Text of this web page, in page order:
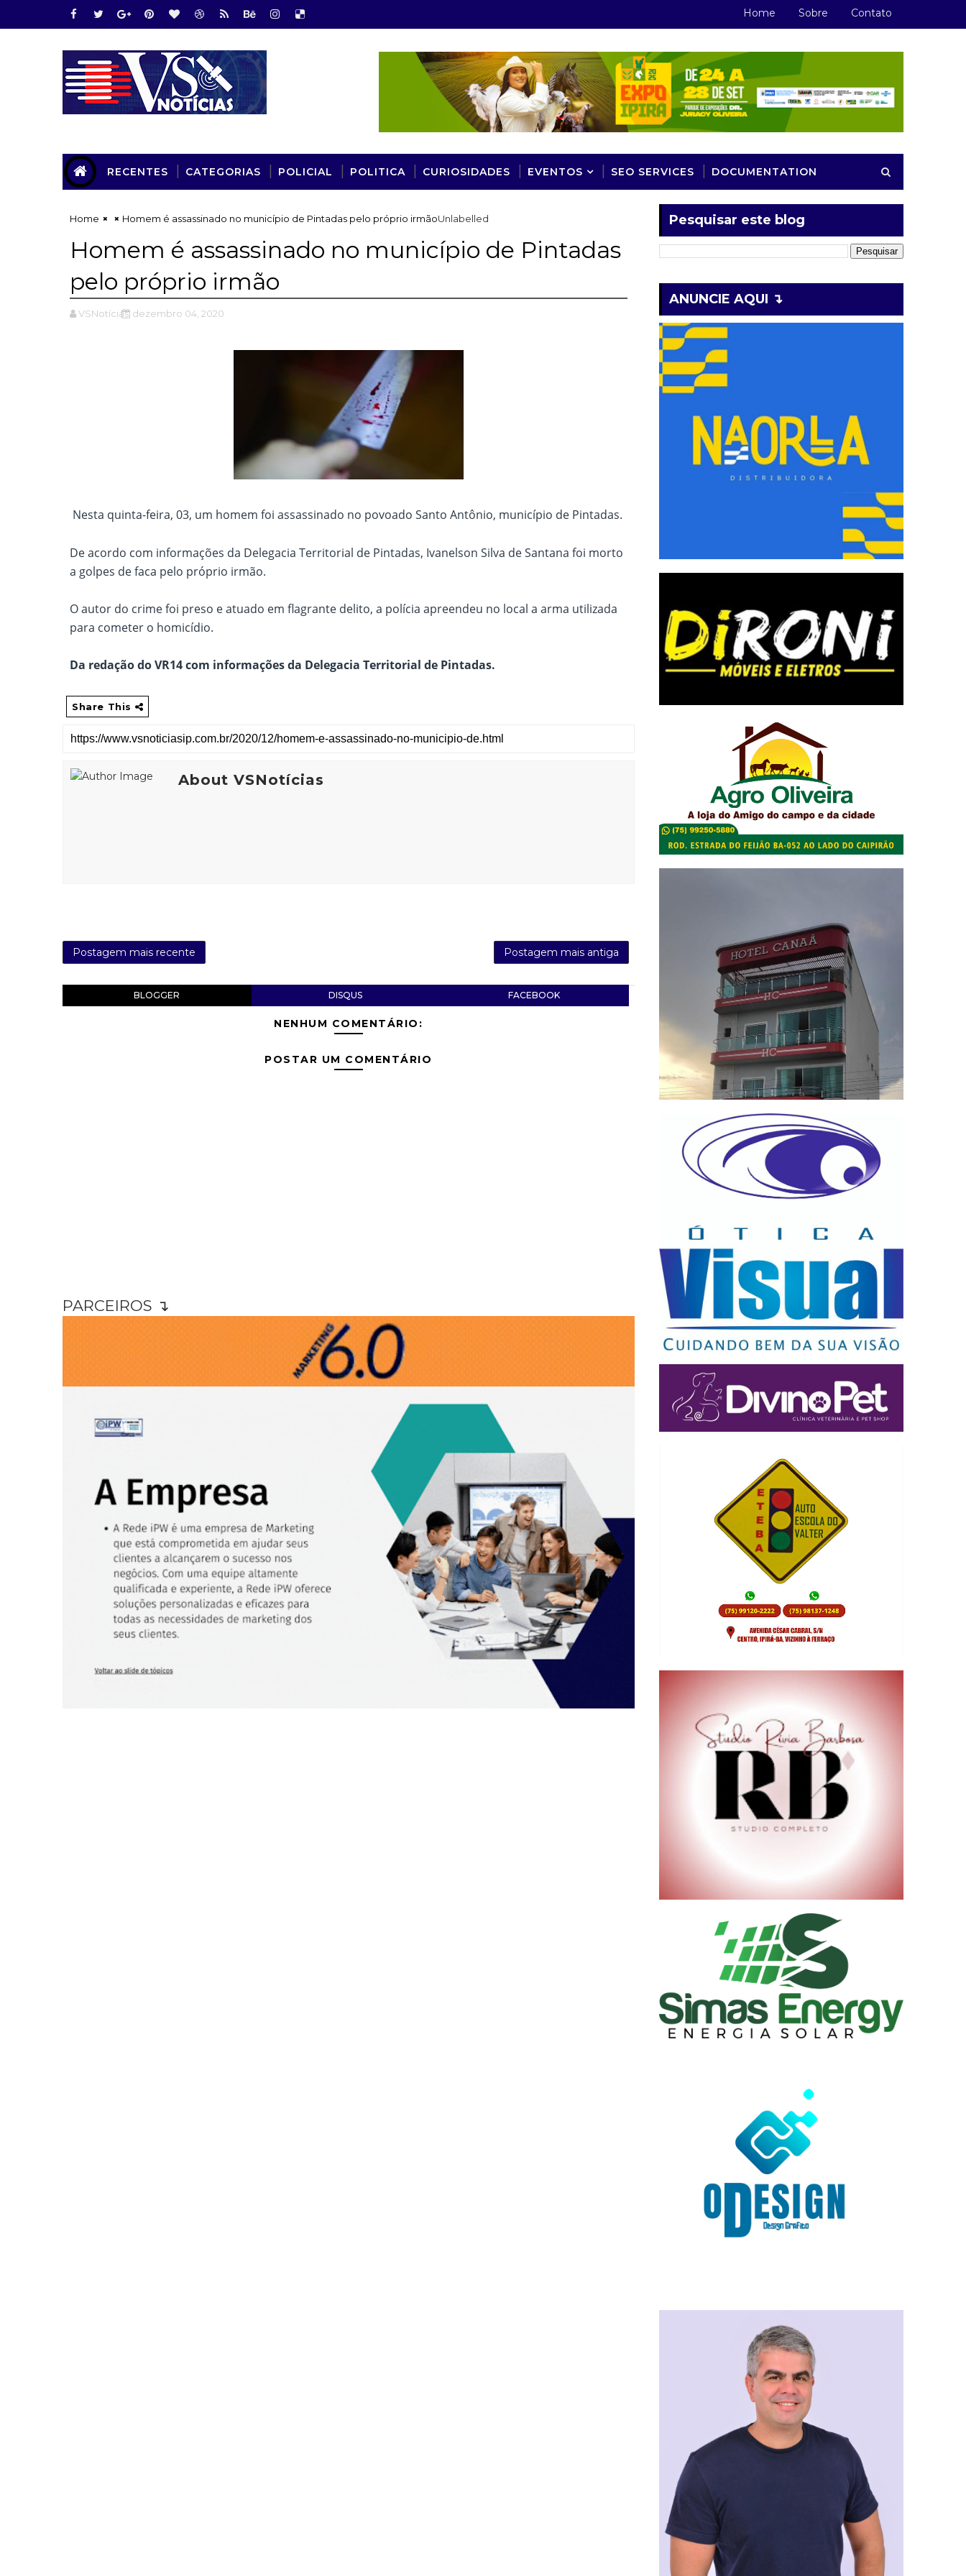
Home Sobre Contato
RECENTES CATEGORIAS POLICIAL POLITICA CURIOSIDADES EVENTOS SEO SERVICES DOCUMENTATION
Home Unlabelled
Homem é assassinado no município de Pintadas pelo próprio irmão
Homem é assassinado no município de Pintadas
pelo próprio irmão
VSNotícias dezembro 04, 2020
Nesta quinta-feira, 03, um homem foi assassinado no povoado Santo Antônio, município de Pintadas.
De acordo com informações da Delegacia Territorial de Pintadas, Ivanelson Silva de Santana foi morto
a golpes de faca pelo próprio irmão.
O autor do crime foi preso e atuado em flagrante delito, a polícia apreendeu no local a arma utilizada
para cometer o homicídio.
Da redação do VR14 com informações da Delegacia Territorial de Pintadas.
Share This
About VSNotícias
Postagem mais recente Postagem mais antiga
BLOGGER DISQUS FACEBOOK
NENHUM COMENTÁRIO:
POSTAR UM COMENTÁRIO
PARCEIROS ↴
Pesquisar este blog
ANUNCIE AQUI ↴